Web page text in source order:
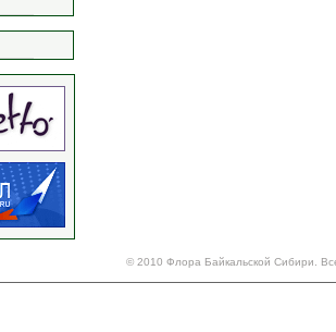
© 2010 Флора Байкальской Сибири.